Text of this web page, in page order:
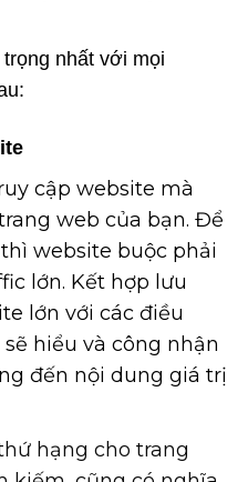
nhất với mọi
cập website mà
web của bạn. Để
website buộc phải
lớn. Kết hợp lưu
lớn với các điều
hiểu và công nhận
đến nội dung giá trị
hạng cho trang